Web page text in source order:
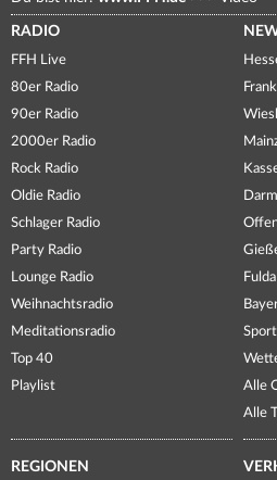
RADIO
FFH Live
80er Radio
90er Radio
2000er Radio
Rock Radio
Oldie Radio
Schlager Radio
Party Radio
Lounge Radio
Weihnachtsradio
Meditationsradio
Top 40
Playlist
Sport
Alle
Alle
REGIONEN